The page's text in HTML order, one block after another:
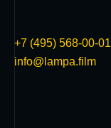
+7 (495) 568-00-01
info@lampa.film